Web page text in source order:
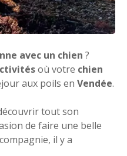
avec un chien ?
ctivitésoù votre chien
aux poils en Vendée.
tout son
de faire une belle
il y a